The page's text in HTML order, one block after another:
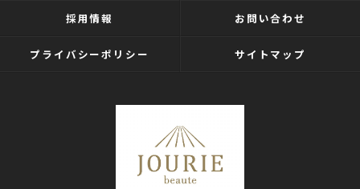
採用情報 お問い合わせ
プライバシーポリシー サイトマップ